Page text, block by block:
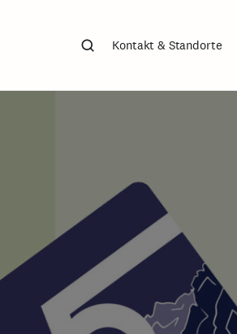
Suchen
Kontakt & Standorte